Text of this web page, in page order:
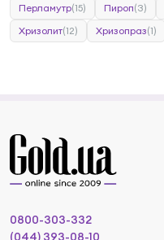
Перламутр(15) Пироп(3)
Хризолит(12) Хризопраз(1)
0800-303-332
(044) 393-08-10